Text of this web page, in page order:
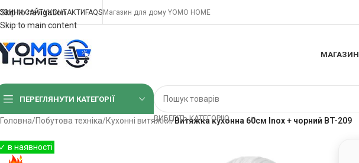
Skip to navigation
Skip to main content
САЙТУКОНТАКТИFAQSМагазин для дому YOMO HOME
МАГАЗИН
ПЕРЕГЛЯНУТИ КАТЕГОРІЇ
ВИБЕРІТЬ КАТЕГОРІЮ
Головна/Побутова техніка/Кухонні витяжки/Витяжка кухонна 60см Inox + чорний BT-209